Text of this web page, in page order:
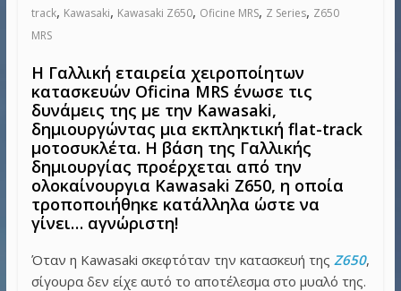
track, Kawasaki, Kawasaki Z650, Oficine MRS, Z Series, Z650
MRS
Η Γαλλική εταιρεία χειροποίητων
κατασκευών Oficina MRS ένωσε τις
δυνάμεις της με την Kawasaki,
δημιουργώντας μια εκπληκτική flat-track
μοτοσυκλέτα. Η βάση της Γαλλικής
δημιουργίας προέρχεται από την
ολοκαίνουργια Kawasaki Z650, η οποία
τροποποιήθηκε κατάλληλα ώστε να
γίνει… αγνώριστη!
Όταν η Kawasaki σκεφτόταν την κατασκευή της Z650,
σίγουρα δεν είχε αυτό το αποτέλεσμα στο μυαλό της.